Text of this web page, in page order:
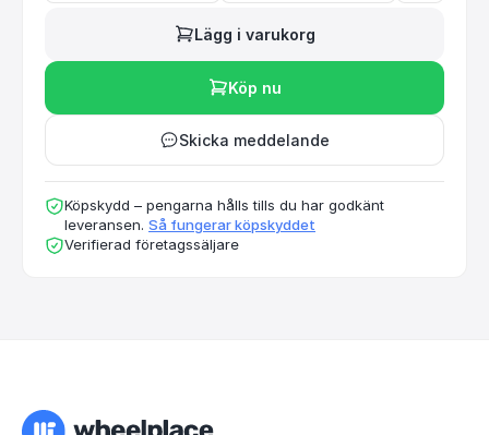
Lägg i varukorg
Köp nu
Skicka meddelande
Köpskydd – pengarna hålls tills du har godkänt
leveransen. Så fungerar köpskyddet
Verifierad företagssäljare